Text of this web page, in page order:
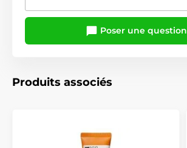
Poser une question
Produits associés